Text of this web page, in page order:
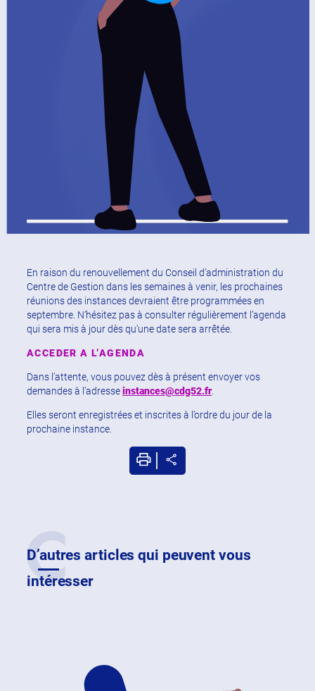
En raison du renouvellement du Conseil d’administration du
Centre de Gestion dans les semaines à venir, les prochaines
réunions des instances devraient être programmées en
septembre. N’hésitez pas à consulter régulièrement l’agenda
qui sera mis à jour dès qu’une date sera arrêtée.
ACCEDER A L’AGENDA
Dans l’attente, vous pouvez dès à présent envoyer vos
demandes à l’adresseinstances@cdg52.fr.
Elles seront enregistrées et inscrites à l’ordre du jour de la
prochaine instance.
D’autres articles qui peuvent vous
intéresser